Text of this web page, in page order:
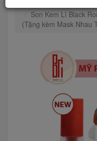
Son Kem Lì Black
(Tặng kèm Mask Nhau